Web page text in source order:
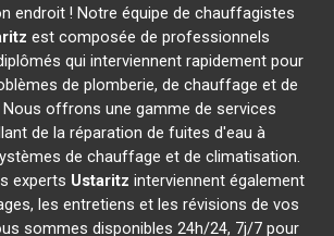
endroit ! Notre équipe de chauffagistes
est composée de professionnels
qui interviennent rapidement pour
de plomberie, de chauffage et de
offrons une gamme de services
de la réparation de fuites d'eau à
de chauffage et de climatisation.
experts Ustaritz interviennent également
les entretiens et les révisions de vos
sommes disponibles 24h/24, 7j/7 pour